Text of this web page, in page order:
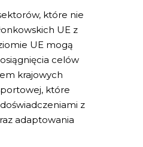
które nie
UE z
UE mogą
celów
krajowych
które
z
adaptowania